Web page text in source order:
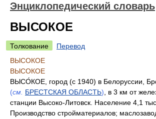
Энциклопедический словарь
ВЫСОКОЕ
Толкование
Перевод
ВЫСОКОЕ
ВЫСОКОЕ
ВЫСО́КОЕ, город (с 1940) в Белоруссии,
(см. БРЕСТСКАЯ ОБЛАСТЬ) , в 3 км от
станции Высоко-Литовск. Население 4,1
Производство стройматериалов;